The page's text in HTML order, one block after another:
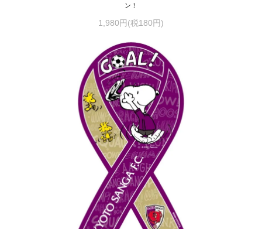
ン！
1,980円(税180円)